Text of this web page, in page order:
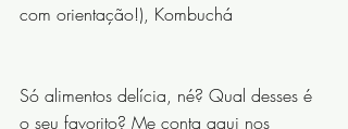
com orientação!), Kombuchá
Só alimentos delícia, né? Qual desses é
o seu favorito? Me conta aqui nos